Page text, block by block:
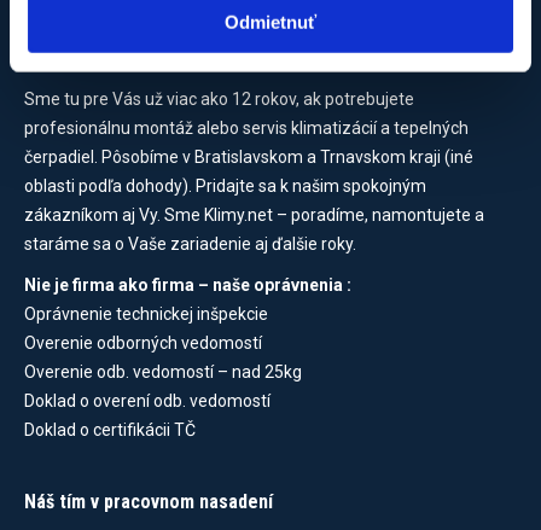
Odmietnuť
O firme Klimy.net
Sme tu pre Vás už viac ako 12 rokov, ak potrebujete
profesionálnu montáž alebo servis klimatizácií a tepelných
čerpadiel. Pôsobíme v Bratislavskom a Trnavskom kraji (iné
oblasti podľa dohody). Pridajte sa k našim spokojným
zákazníkom aj Vy. Sme Klimy.net – poradíme, namontujete a
staráme sa o Vaše zariadenie aj ďalšie roky.
Nie je firma ako firma – naše oprávnenia :
Oprávnenie technickej inšpekcie
Overenie odborných vedomostí
Overenie odb. vedomostí – nad 25kg
Doklad o overení odb. vedomostí
Doklad o certifikácii TČ
Náš tím v pracovnom nasadení